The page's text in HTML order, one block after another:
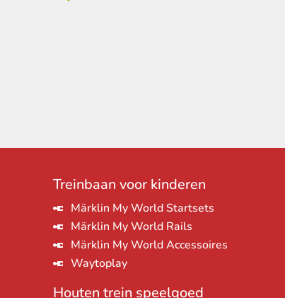
Treinbaan voor kinderen
Märklin My World Startsets
Märklin My World Rails
Märklin My World Accessoires
Waytoplay
Houten trein speelgoed